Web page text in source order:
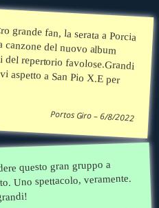
è stata strepitosa con la nuova canzone del nuovo album
come sempre tutti quanti, ora vi aspetto a San Pio X.E per
Portos Giro – 6/8/2022
questo gran gruppo a
Uno spettacolo, veramente.